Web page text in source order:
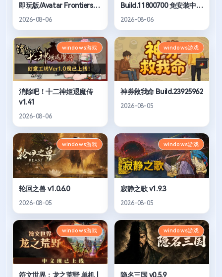
即玩版/Avatar Frontiers
of Pandora
版
2026-08-06
Build.11800700 免安装中文
版
2026-08-06
windows游戏
消除吧！十二神姬退魔传
v1.41
2026-08-06
windows游戏
神券救我命 Build.23925962
2026-08-05
windows游戏
轮回之兽 v1.0.6.0
2026-08-05
windows游戏
寂静之歌 v1.9.3
2026-08-05
windows游戏
符文世界：龙之荒野 单机 |
windows游戏
隐名三国 v0.5.9